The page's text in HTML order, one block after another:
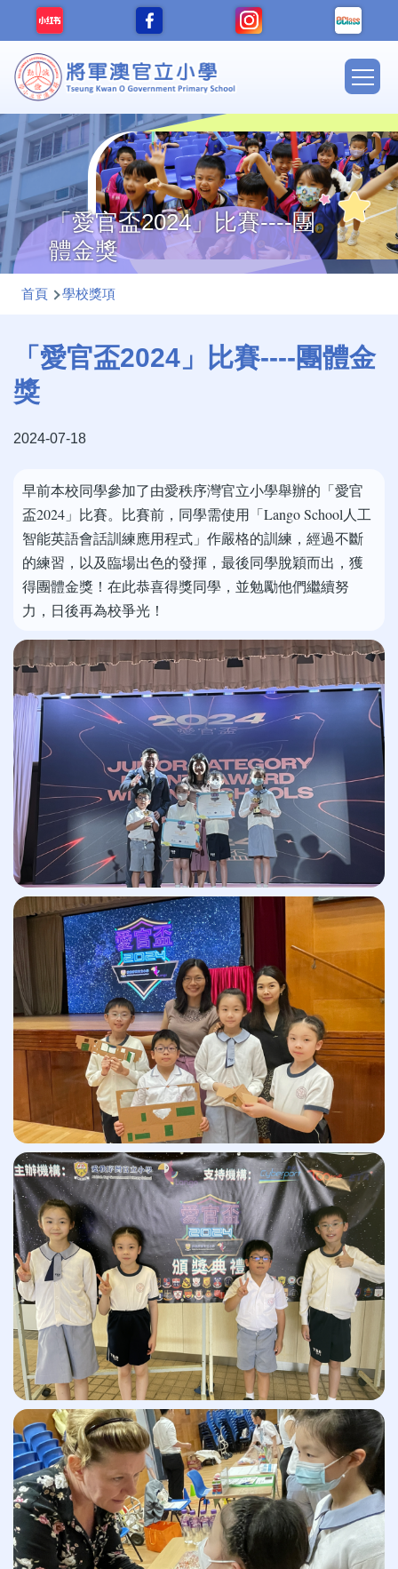
移至主內容
Main
「愛官盃2024」比賽----團
體金獎
導
連
結
首頁 學校獎項
「愛官盃2024」比賽----團體金
獎
2024-07-18
早前本校同學參加了由愛秩序灣官立小學舉辦的「愛官
盃2024」比賽。比賽前，同學需使用「Lango School人工
智能英語會話訓練應用程式」作嚴格的訓練，經過不斷
的練習，以及臨場出色的發揮，最後同學脫穎而出，獲
得團體金獎！在此恭喜得獎同學，並勉勵他們繼續努
力，日後再為校爭光！